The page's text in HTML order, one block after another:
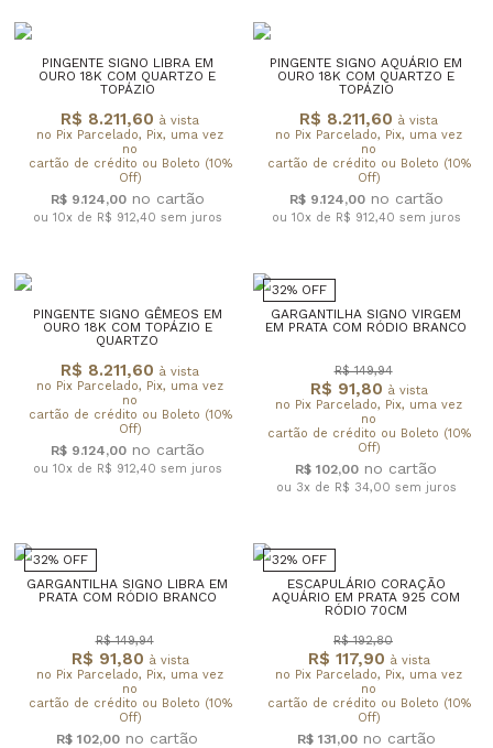
PINGENTE SIGNO LIBRA EM
OURO 18K COM QUARTZO E
TOPÁZIO
R$ 8.211,60 à vista
no Pix Parcelado, Pix, uma vez
no
cartão de crédito ou Boleto (10%
Off)
R$ 9.124,00
ou 10x de R$ 912,40 sem juros
PINGENTE SIGNO AQUÁRIO EM
OURO 18K COM QUARTZO E
TOPÁZIO
R$ 8.211,60 à vista
no Pix Parcelado, Pix, uma vez
no
cartão de crédito ou Boleto (10%
Off)
R$ 9.124,00
ou 10x de R$ 912,40 sem juros
PINGENTE SIGNO GÊMEOS EM
OURO 18K COM TOPÁZIO E
QUARTZO
R$ 8.211,60 à vista
no Pix Parcelado, Pix, uma vez
no
cartão de crédito ou Boleto (10%
Off)
R$ 9.124,00
ou 10x de R$ 912,40 sem juros
32% OFF
GARGANTILHA SIGNO VIRGEM
EM PRATA COM RÓDIO BRANCO
R$ 91,80 à vista
no Pix Parcelado, Pix, uma vez
no
cartão de crédito ou Boleto (10%
Off)
R$ 149,94
R$ 102,00
ou 3x de R$ 34,00 sem juros
32% OFF
GARGANTILHA SIGNO LIBRA EM
PRATA COM RÓDIO BRANCO
R$ 91,80 à vista
no Pix Parcelado, Pix, uma vez
no
cartão de crédito ou Boleto (10%
Off)
R$ 149,94
R$ 102,00
32% OFF
ESCAPULÁRIO CORAÇÃO
AQUÁRIO EM PRATA 925 COM
RÓDIO 70CM
R$ 117,90 à vista
no Pix Parcelado, Pix, uma vez
no
cartão de crédito ou Boleto (10%
Off)
R$ 192,80
R$ 131,00